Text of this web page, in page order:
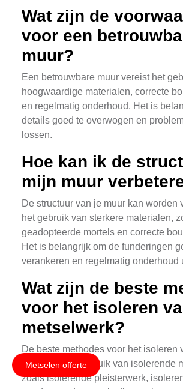
Wat zijn de
voor een
muur?
Een betrouwbare muur vereist het
hoogwaardige materialen, correcte
en regelmatig onderhoud. Het is
details goed te overwogen en
lossen.
Hoe kan ik de
mijn muur
De structuur van je muur kan worden
het gebruik van sterkere materialen,
geadopteerde mortels en correcte
Het is belangrijk om de funderingen
verankeren en regelmatig onderhoud
Wat zijn de beste
voor het isoleren
metselwerk?
De beste methodes voor het isoleren
omvatten het gebruik van isolerende
zoals isolerende pleisterwerk,
Metselen offerte